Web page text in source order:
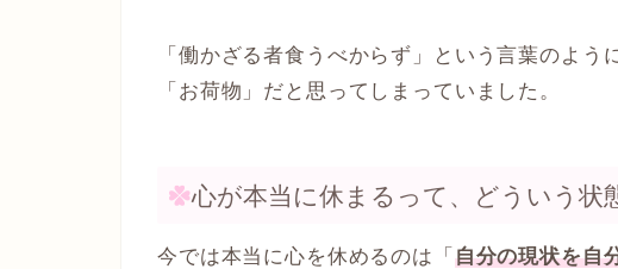
「働かざる者食うべからず」という言葉のよ
「お荷物」だと思ってしまっていました。
心が本当に休まるって、どういう状
今では本当に心を休めるのは「 自分の現状を自